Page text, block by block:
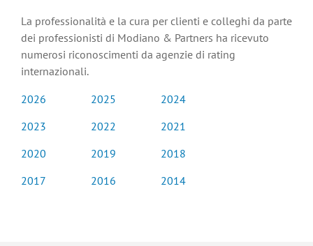
La professionalità e la cura per clienti e colleghi da parte
dei professionisti di Modiano & Partners ha ricevuto
numerosi riconoscimenti da agenzie di rating
internazionali.
2026
2025
2024
2023
2022
2021
2020
2019
2018
2017
2016 2014